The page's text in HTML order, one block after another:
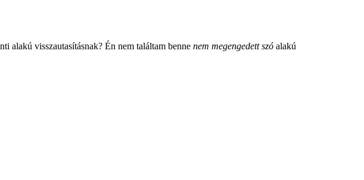
alakú visszautasításnak? Én nem találtam benne nem megengedett szó alakú